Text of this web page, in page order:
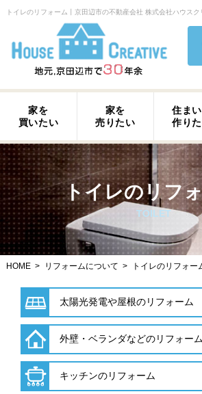
トイレのリフォーム丨京田辺市の不動産会社 株式会社ハウス
家を
買いたい
家を
売りたい
住ま
作り
トイレのリフ
TOILET
HOME リフォームについて トイレのリフォー
太陽光発電や屋根のリフォーム
外壁・ベランダなどのリフォーム
キッチンのリフォーム